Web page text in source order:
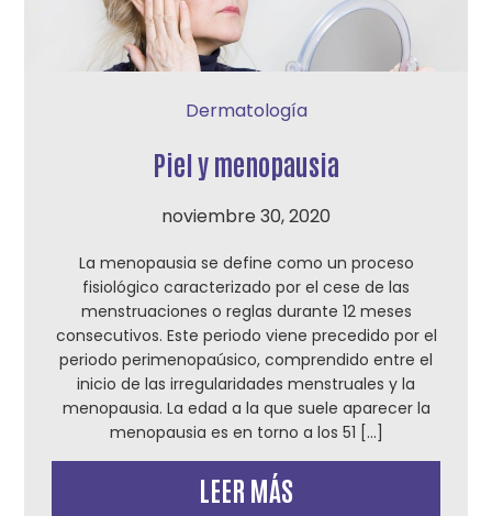
Dermatología
Piel y menopausia
noviembre 30, 2020
La menopausia se define como un proceso
fisiológico caracterizado por el cese de las
menstruaciones o reglas durante 12 meses
consecutivos. Este periodo viene precedido por el
periodo perimenopaúsico, comprendido entre el
inicio de las irregularidades menstruales y la
menopausia. La edad a la que suele aparecer la
menopausia es en torno a los 51 […]
LEER MÁS